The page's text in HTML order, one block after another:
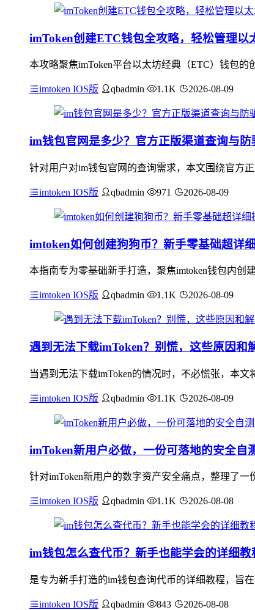
imToken创建ETC钱包全攻略，轻松管理以
本攻略聚焦imToken平台以太坊经典（ETC）钱包
imtoken IOS版 qbadmin 1.1K 2026-08-09
im钱包官网是多少？官方正版渠道查询与防
针对用户对im钱包官网的查询需求，本文围绕官方
imtoken IOS版 qbadmin 971 2026-08-09
imtoken如何创建狗狗币？新手零基础超详
本指南专为零基础新手打造，聚焦imtoken钱包内创
imtoken IOS版 qbadmin 1.1K 2026-08-09
遇到无法下载imToken？别慌，这些原因和
当遇到无法下载imToken的情况时，不必慌张，本
imtoken IOS版 qbadmin 1.1K 2026-08-09
imToken新用户必做，一份可落地的安全自
针对imToken新用户的数字资产安全痛点，整理了
imtoken IOS版 qbadmin 1.1K 2026-08-08
im钱包怎么查代币？新手也能学会的详细教
是专为新手打造的im钱包查询代币的详细教程，旨
imtoken IOS版 qbadmin 843 2026-08-08